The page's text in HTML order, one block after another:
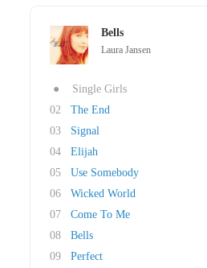
Bells
Laura Jansen
●
Single Girls
02
The End
03
Signal
04
Elijah
05
Use Somebody
06
Wicked World
07
Come To Me
08
Bells
09
Perfect